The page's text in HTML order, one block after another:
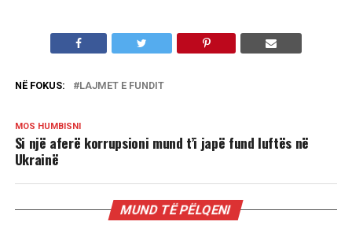
NË FOKUS: LAJMET E FUNDIT
MOS HUMBISNI
Si një aferë korrupsioni mund t’i japë fund luftës në
Ukrainë
MUND TË PËLQENI